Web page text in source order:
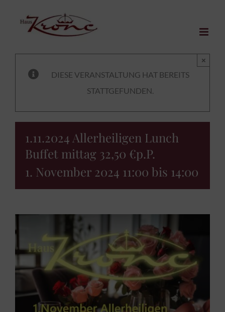
DIESE VERANSTALTUNG HAT BEREITS
STATTGEFUNDEN.
×
1.11.2024 Allerheiligen Lunch
Buffet mittag 32,50 €p.P.
1. November 2024 11:00 bis 14:00